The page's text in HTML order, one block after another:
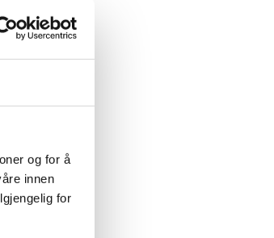
og for å
innen
for